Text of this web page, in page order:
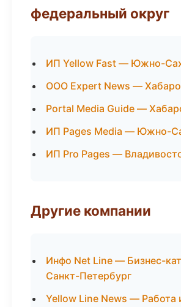
федеральный округ
ИП Yellow Fast — Южно-
ООО Expert News —
Portal Media Guide —
ИП Pages Media — Южно-
ИП Pro Pages —
Другие компании
Инфо Net Line — Бизнес-
Санкт-Петербург
Yellow Line News — Работа